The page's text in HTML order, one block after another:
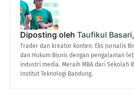
Diposting oleh Taufikul
Trader dan kreator konten. Eks Jurnalis
dan Hukum Bisnis dengan pengalaman
industri media. Meraih MBA dari Sekolah
Institut Teknologi Bandung.